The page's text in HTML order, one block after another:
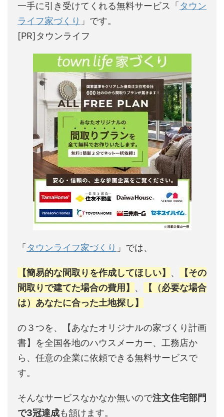
一手に引き受けてくれる無料サービス「 タウン
ライフ家づくり 」です。
[PR]タウンライフ
「 タウンライフ家づくり 」では、
【簡易的な間取りを作成してほしい】 、
【その
間取りで建てた場合の費用】 、
【（必要な場合
は）あなたに合った土地探し】
の３つを、【あなたオリジナルの家づくり計画
書】を全国各地のハウスメーカー、工務店か
ら、任意の企業に依頼できる無料サービスで
す。
そんなサービスなかなか無いので注文住宅部門
で3冠達成も頷けます。